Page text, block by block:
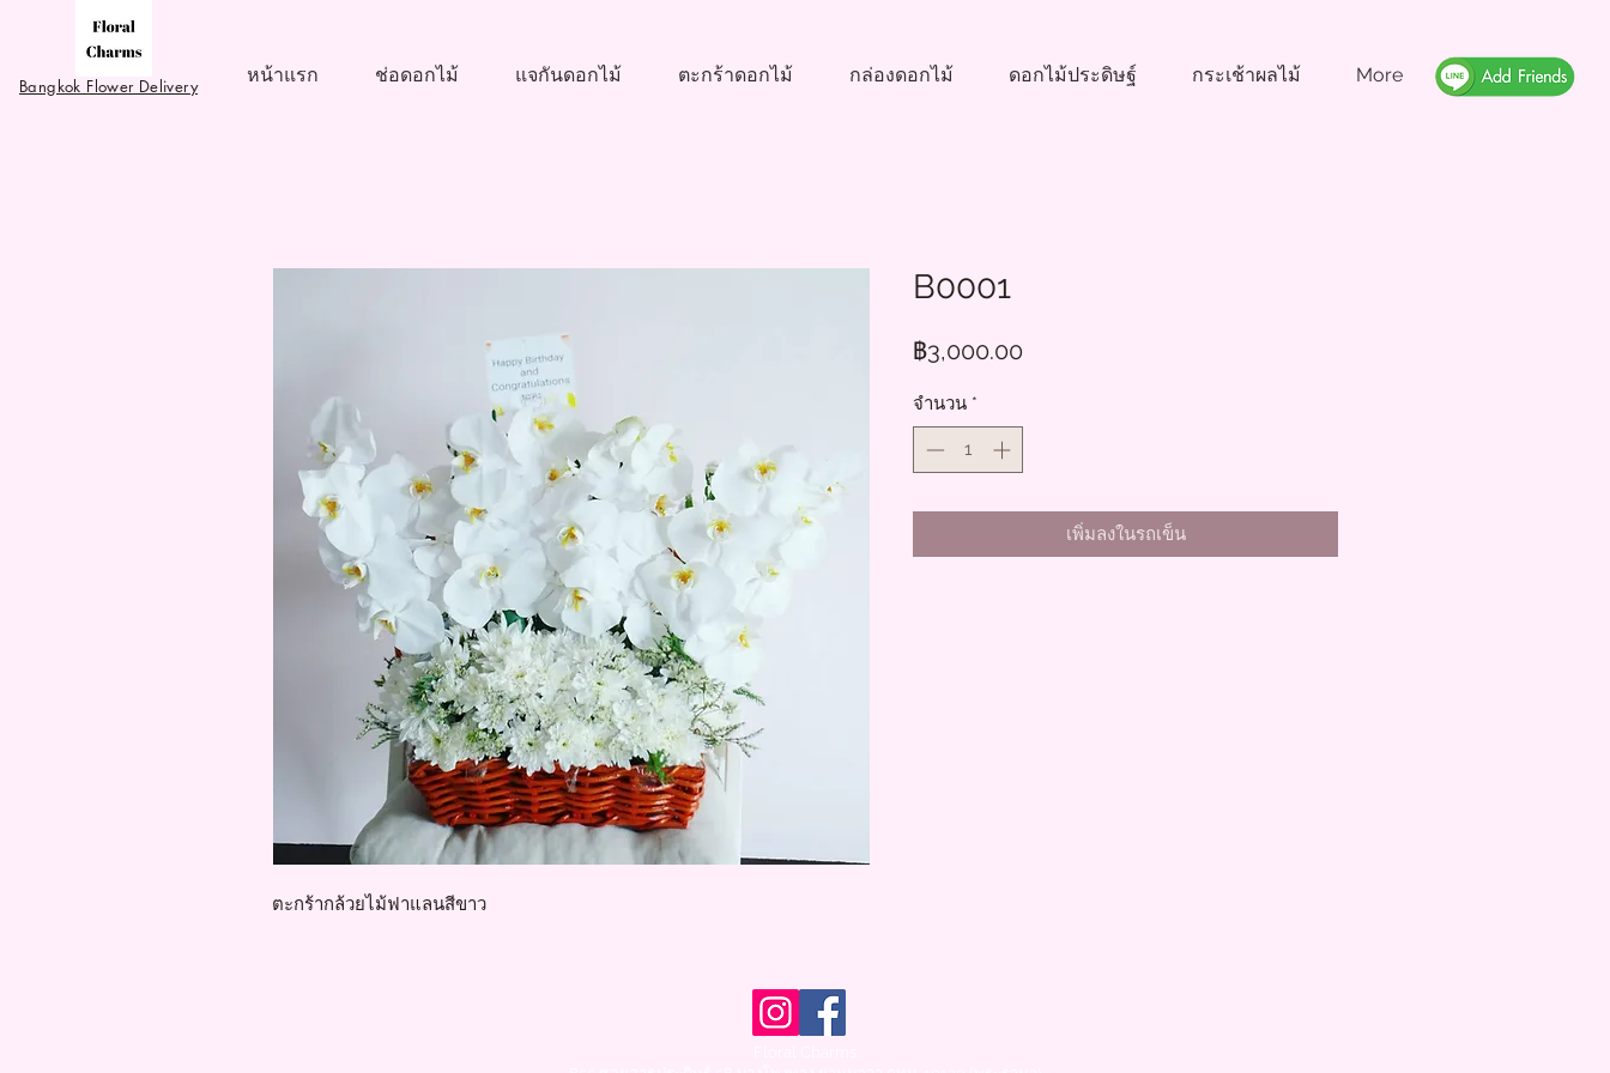
Bangkok Flower Delivery หน้าแรก ช่อดอกไม้ แจกันดอกไม้ ตะกร้าดอกไม้ กล่องดอกไม้ ดอกไม้ประดิษฐ์ กระเช้าผลไม้ More
ตะกร้ากล้วยไม้ฟาแลนสีขาว
B0001
฿3,000.00ราคา
จำนวน *
เพิ่มลงในรถเข็น